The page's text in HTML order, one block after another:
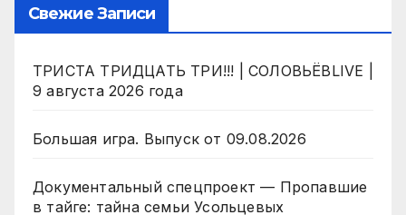
Свежие Записи
ТРИСТА ТРИДЦАТЬ ТРИ!!! | СОЛОВЬЁВLIVE |
9 августа 2026 года
Большая игра. Выпуск от 09.08.2026
Документальный спецпроект — Пропавшие
в тайге: тайна семьи Усольцевых